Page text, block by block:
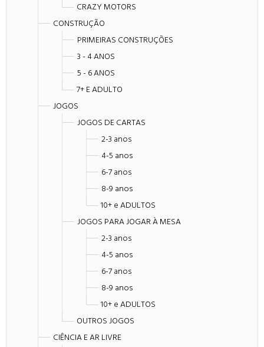
CRAZY MOTORS
CONSTRUÇÃO
PRIMEIRAS CONSTRUÇÕES
3 - 4 ANOS
5 - 6 ANOS
7+ E ADULTO
JOGOS
JOGOS DE CARTAS
2-3 anos
4-5 anos
6-7 anos
8-9 anos
10+ e ADULTOS
JOGOS PARA JOGAR À MESA
2-3 anos
4-5 anos
6-7 anos
8-9 anos
10+ e ADULTOS
OUTROS JOGOS
CIÊNCIA E AR LIVRE